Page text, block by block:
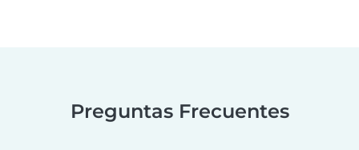
Preguntas Frecuentes